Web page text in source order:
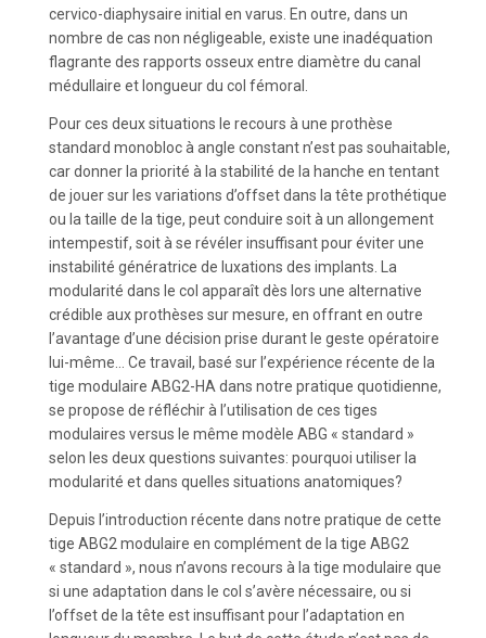
cervico-diaphysaire initial en varus. En outre, dans un
nombre de cas non négligeable, existe une inadéquation
flagrante des rapports osseux entre diamètre du canal
médullaire et longueur du col fémoral.
Pour ces deux situations le recours à une prothèse
standard monobloc à angle constant n’est pas souhaitable,
car donner la priorité à la stabilité de la hanche en tentant
de jouer sur les variations d’offset dans la tête prothétique
ou la taille de la tige, peut conduire soit à un allongement
intempestif, soit à se révéler insuffisant pour éviter une
instabilité génératrice de luxations des implants. La
modularité dans le col apparaît dès lors une alternative
crédible aux prothèses sur mesure, en offrant en outre
l’avantage d’une décision prise durant le geste opératoire
lui-même… Ce travail, basé sur l’expérience récente de la
tige modulaire ABG2-HA dans notre pratique quotidienne,
se propose de réfléchir à l’utilisation de ces tiges
modulaires versus le même modèle ABG « standard »
selon les deux questions suivantes: pourquoi utiliser la
modularité et dans quelles situations anatomiques?
Depuis l’introduction récente dans notre pratique de cette
tige ABG2 modulaire en complément de la tige ABG2
« standard », nous n’avons recours à la tige modulaire que
si une adaptation dans le col s’avère nécessaire, ou si
l’offset de la tête est insuffisant pour l’adaptation en